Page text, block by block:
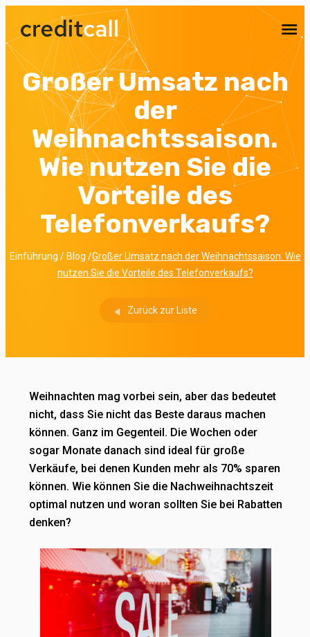
Sie haben Interesse an unseren Leistungen? Wir
Ihnen kostenlos einen Preisvorschlag
Unverbindlich anfragen lassen
Großer Umsatz nach
der
Weihnachtssaison.
Wie nutzen Sie die
Vorteile des
Telefonverkaufs?
Einführung / Blog /Großer Umsatz nach der Weihnachtssaison. Wie
nutzen Sie die Vorteile des Telefonverkaufs?
Zurück zur Liste
Weihnachten mag vorbei sein, aber das bedeutet
nicht, dass Sie nicht das Beste daraus machen
können. Ganz im Gegenteil. Die Wochen oder
sogar Monate danach sind ideal für große
Verkäufe, bei denen Kunden mehr als 70% sparen
können. Wie können Sie die Nachweihnachtszeit
optimal nutzen und woran sollten Sie bei Rabatten
denken?